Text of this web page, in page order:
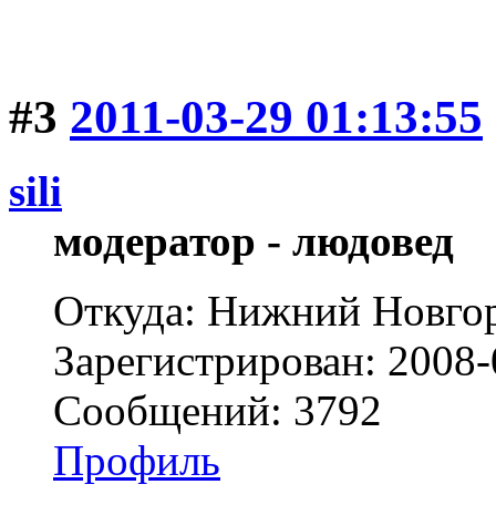
#3 2011-03-29 01:13:55
sili
модератор - людовед
Откуда: Нижний
Зарегистрирован:
Сообщений: 3792
Профиль